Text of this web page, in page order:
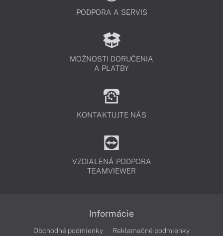
PODPORA A SERVIS
MOŽNOSTI DORUČENIA
A PLATBY
KONTAKTUJTE NÁS
VZDIALENÁ PODPORA
TEAMVIEWER
Informácie
Obchodné podmienky
Reklamačné podmienky